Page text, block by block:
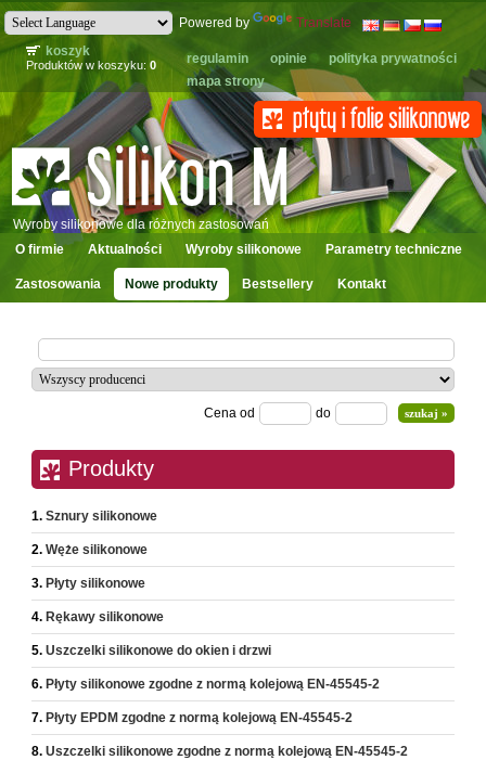
Powered by
Translate
koszyk
Produktów w koszyku:0 regulamin opinie
polityka prywatności
mapa strony
Wyroby silikonowe dla różnych zastosowań
O firmie
Aktualności Wyroby silikonowe Parametry techniczne
Zastosowania Nowe produkty Bestsellery Kontakt
Cena od do
Produkty
Sznury silikonowe
Węże silikonowe
Płyty silikonowe
Rękawy silikonowe
Uszczelki silikonowe do okien i drzwi
Płyty silikonowe zgodne z normą kolejową EN-45545-2
Płyty EPDM zgodne z normą kolejową EN-45545-2
Uszczelki silikonowe zgodne z normą kolejową EN-45545-2